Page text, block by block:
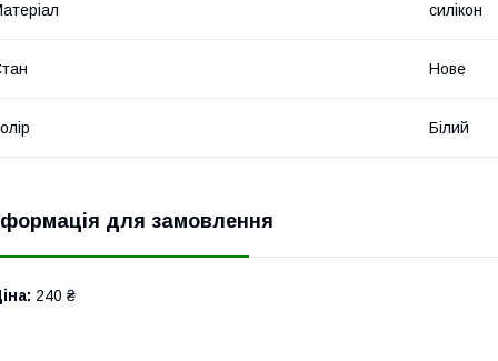
силікон
Нове
Білий
для замовлення
240 ₴